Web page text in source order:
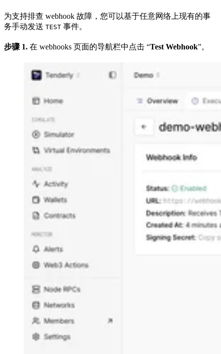
为支持排查 webhook 故障，您可以基于任意网络上现有的事
务手动发送 TEST 事件。
步骤 1. 在 webhooks 页面的导航栏中点击 “Test Webhook”。